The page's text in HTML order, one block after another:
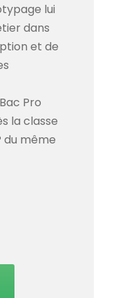
lui
dans
et de
Pro
la classe
du même